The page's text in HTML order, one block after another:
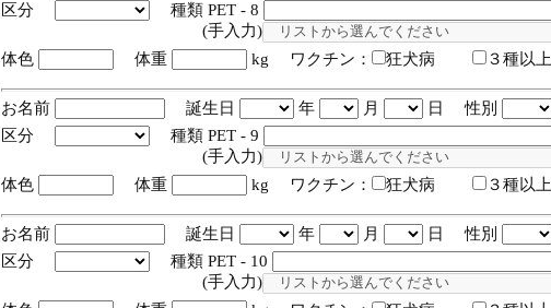
区分
種類 PET - 8
(手入力)
体色
体重 kg ワクチン： 狂犬病 ３種以上
お名前 誕生日 年 月
日 性別
区分
種類 PET - 9
(手入力)
体色
体重 kg ワクチン： 狂犬病 ３種以上
お名前 誕生日 年 月
日 性別
区分
種類 PET - 10
(手入力)